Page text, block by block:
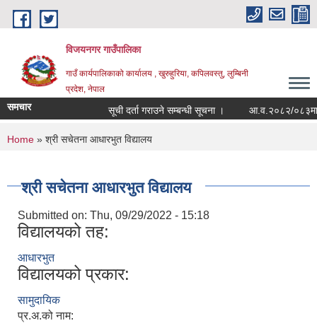
Skip to main content
विजयनगर गाउँपालिका
गाउँ कार्यपालिकाको कार्यालय , खुरुहुरिया, कपिलवस्तु, लुम्बिनी
प्रदेश, नेपाल
समचार सूची दर्ता गराउने सम्बन्धी सूचना । आ.व.२०८२/०८३मा
You are here
Home » श्री सचेतना आधारभुत विद्यालय
श्री सचेतना आधारभुत विद्यालय
Submitted on: Thu, 09/29/2022 - 15:18
विद्यालयको तह:
आधारभुत
विद्यालयको प्रकार:
सामुदायिक
प्र.अ.को नाम: